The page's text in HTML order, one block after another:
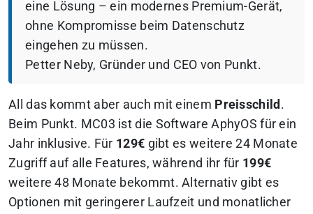
eine Lösung – ein modernes Premium-Gerät,
ohne Kompromisse beim Datenschutz
eingehen zu müssen.
Petter Neby, Gründer und CEO von Punkt.
All das kommt aber auch mit einem Preisschild .
Beim Punkt. MC03 ist die Software AphyOS für ein
Jahr inklusive. Für 129€ gibt es weitere 24 Monate
Zugriff auf alle Features, während ihr für 199€
weitere 48 Monate bekommt. Alternativ gibt es
Optionen mit geringerer Laufzeit und monatlicher